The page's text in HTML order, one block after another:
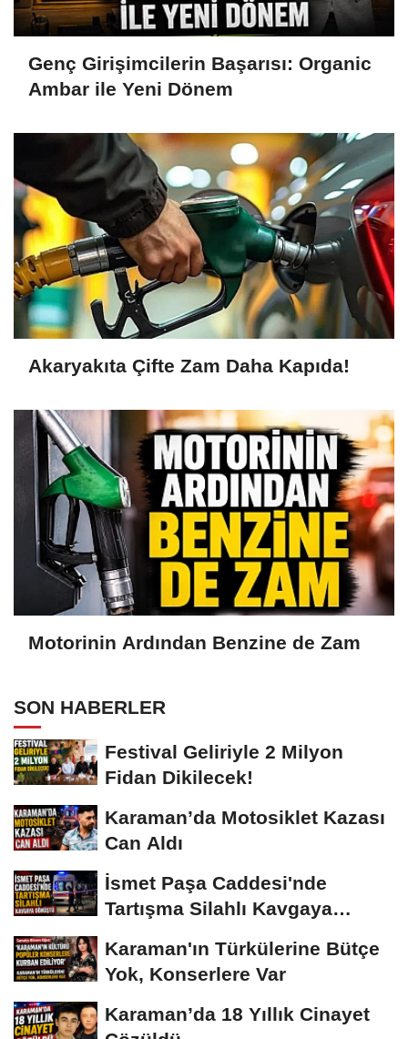
Genç Girişimcilerin Başarısı: Organic
Ambar ile Yeni Dönem
Akaryakıta Çifte Zam Daha Kapıda!
Motorinin Ardından Benzine de Zam
SON HABERLER
Festival Geliriyle 2 Milyon
Fidan Dikilecek!
Karaman’da Motosiklet Kazası
Can Aldı
İsmet Paşa Caddesi'nde
Tartışma Silahlı Kavgaya
Karaman'ın Türkülerine Bütçe
Yok, Konserlere Var
Karaman’da 18 Yıllık Cinayet